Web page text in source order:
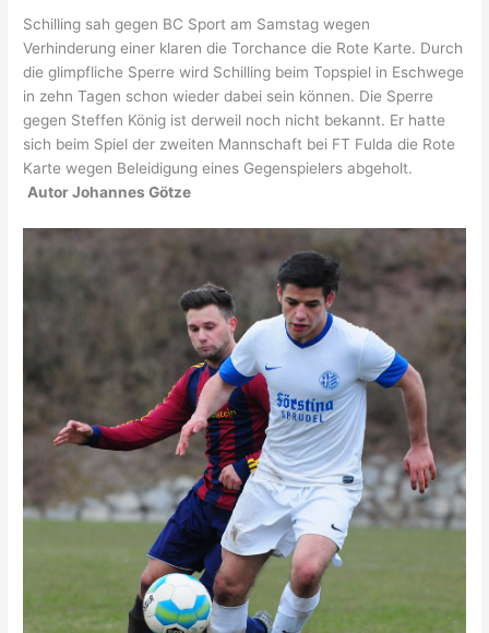
Schilling sah gegen BC Sport am Samstag wegen
Verhinderung einer klaren die Torchance die Rote Karte. Durch
die glimpfliche Sperre wird Schilling beim Topspiel in Eschwege
in zehn Tagen schon wieder dabei sein können. Die Sperre
gegen Steffen König ist derweil noch nicht bekannt. Er hatte
sich beim Spiel der zweiten Mannschaft bei FT Fulda die Rote
Karte wegen Beleidigung eines Gegenspielers abgeholt.
Autor Johannes Götze